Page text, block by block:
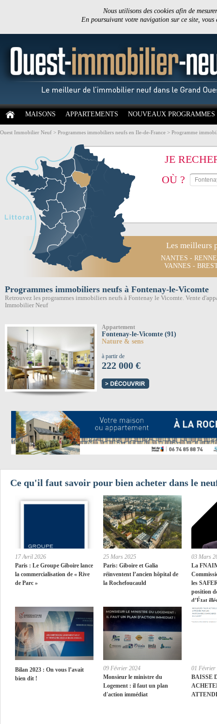
Nous utilisons des cookies afin de
En poursuivant votre navigation sur ce site,
MAISONS APPARTEMENTS NOUVEAUX PROGRAMMES
Ouest Immobilier Neuf > Programmes immobiliers neufs en Ile-de-France > Programme
JE
OÙ ?
Les meilleurs
NANTES -
VANNES -
Programmes immobiliers neufs à Fontenay-le-Vicomte
Retrouvez les programmes immobiliers neufs à Fontenay le Vicomte. Vente
Immobilier Neuf
Appartement
Fontenay-le-Vicomte (91)
Nature & sens
à partir de
222 000 €
Ce qu'il faut savoir pour bien acheter dans le
17 Avril 2026
Paris : Le Groupe Giboire lance
la commercialisation de « Rive
de Parc »
25 Mars 2025
Paris: Giboire et Galia
réinventent l’ancien hôpital de
la Rochefoucauld
03 Mars
La
les
position
d’État
Bilan 2023 : On vous l’avait
bien dit !
09 Février 2024
Monsieur le ministre du
Logement : il faut un plan
d'action immédiat
01 Février
BAISSE